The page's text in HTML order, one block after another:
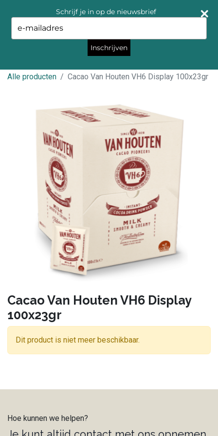
Alle producten Cacao Van Houten VH6 Display 100x23gr
Cacao Van Houten VH6 Display
100x23gr
Dit product is niet meer beschikbaar.
Hoe kunnen we helpen?
Schrijf je in op de nieuwsbrief
your
email
Inschrijven